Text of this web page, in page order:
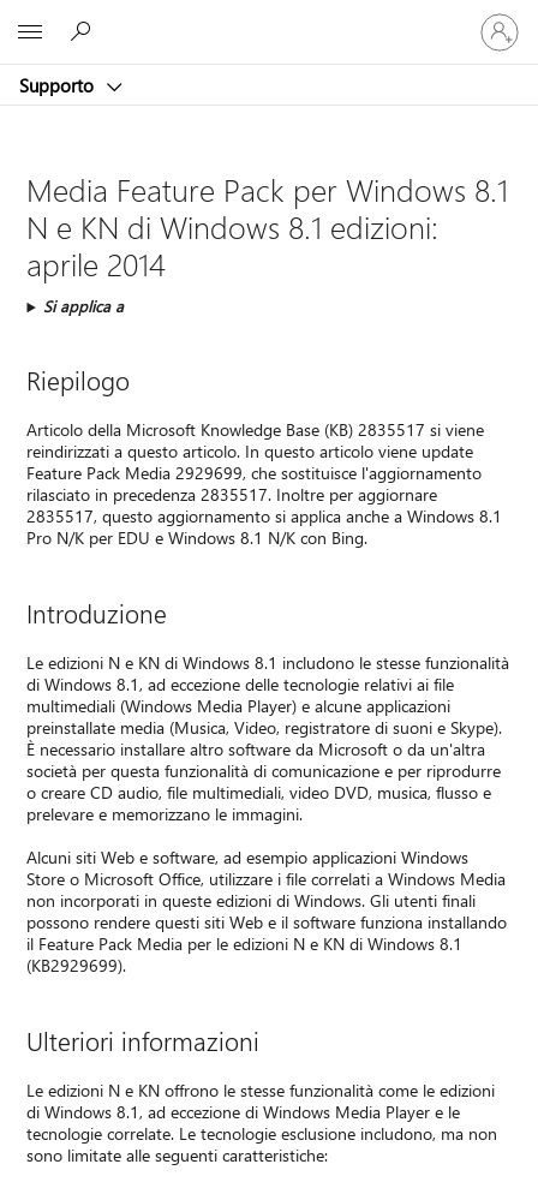
Supporto
Accedi
con
il
account
Media Feature Pack per Windows 8.1
N e KN di Windows 8.1 edizioni:
aprile 2014
Si applica a
Riepilogo
Articolo della Microsoft Knowledge Base (KB) 2835517 si viene
reindirizzati a questo articolo. In questo articolo viene update
Feature Pack Media 2929699, che sostituisce l'aggiornamento
rilasciato in precedenza 2835517. Inoltre per aggiornare
2835517, questo aggiornamento si applica anche a Windows 8.1
Pro N/K per EDU e Windows 8.1 N/K con Bing.
Introduzione
Le edizioni N e KN di Windows 8.1 includono le stesse funzionalità
di Windows 8.1, ad eccezione delle tecnologie relativi ai file
multimediali (Windows Media Player) e alcune applicazioni
preinstallate media (Musica, Video, registratore di suoni e Skype).
È necessario installare altro software da Microsoft o da un'altra
società per questa funzionalità di comunicazione e per riprodurre
o creare CD audio, file multimediali, video DVD, musica, flusso e
prelevare e memorizzano le immagini.
Alcuni siti Web e software, ad esempio applicazioni Windows
Store o Microsoft Office, utilizzare i file correlati a Windows Media
non incorporati in queste edizioni di Windows. Gli utenti finali
possono rendere questi siti Web e il software funziona installando
il Feature Pack Media per le edizioni N e KN di Windows 8.1
(KB2929699).
Ulteriori informazioni
Le edizioni N e KN offrono le stesse funzionalità come le edizioni
di Windows 8.1, ad eccezione di Windows Media Player e le
tecnologie correlate. Le tecnologie esclusione includono, ma non
sono limitate alle seguenti caratteristiche: